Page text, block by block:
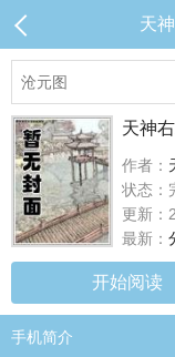
天
天神
作者：
状态：
更新：
最新：
开始阅读
手机简介